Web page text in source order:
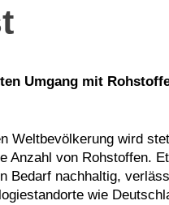
Umgang mit
Weltbevölkerung wird
Anzahl von Rohstoffen.
Bedarf nachhaltig,
wie